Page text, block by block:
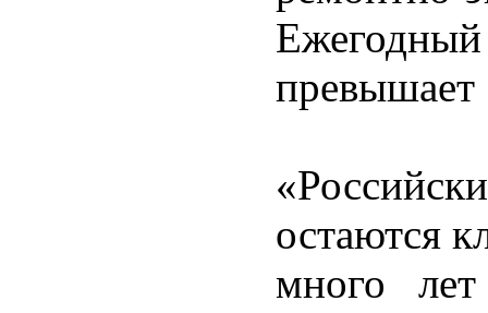
превышает
остаются
много